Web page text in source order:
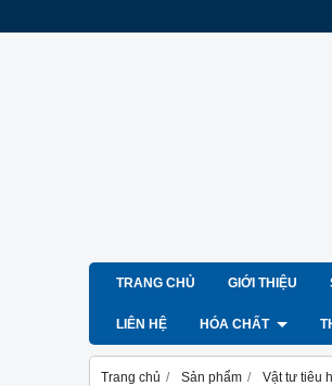
TRANG CHỦ GIỚI THIỆU
LIÊN HỆ HÓA CHẤT
Trang chủ Sản phẩm Vật tư tiêu